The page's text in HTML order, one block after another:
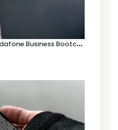
T
imișoara ajunge la Vodafone Business Bootcamp prin Marius Cermian de la Armour România